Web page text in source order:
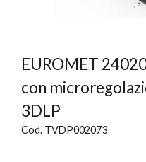
EUROMET
con
3DLP
Cod. TVDP002073